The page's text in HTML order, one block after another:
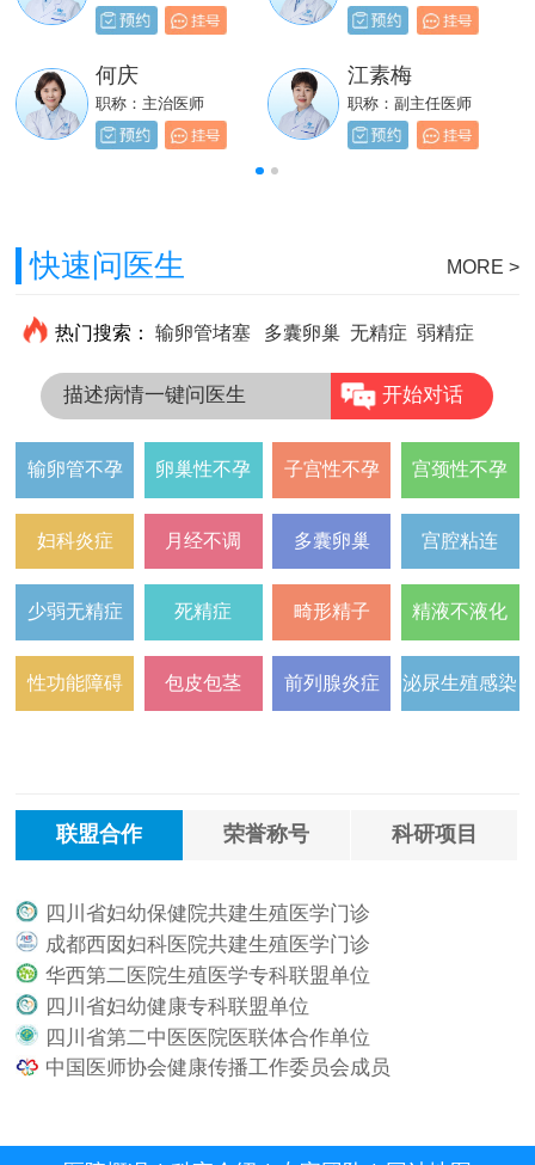
何庆
职称：主治医师
江素梅
职称：副主任医师
贺必新
职称：主治医师
邓天财
职称：主治医师
快速问医生 MORE >
热门搜索： 输卵管堵塞 多囊卵巢 无精症 弱精症
描述病情一键问医生 开始对话
输卵管不孕 卵巢性不孕 子宫性不孕 宫颈性不孕
妇科炎症 月经不调 多囊卵巢 宫腔粘连
少弱无精症 死精症 畸形精子 精液不液化
性功能障碍 包皮包茎 前列腺炎症 泌尿生殖感染
联盟合作 荣誉称号 科研项目
四川省妇幼保健院共建生殖医学门诊
成都西囡妇科医院共建生殖医学门诊
华西第二医院生殖医学专科联盟单位
四川省妇幼健康专科联盟单位
四川省第二中医医院医联体合作单位
中国医师协会健康传播工作委员会成员